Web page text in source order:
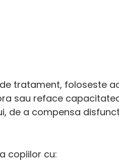
tratament, foloseste
sau reface
de a compensa
copiilor cu: